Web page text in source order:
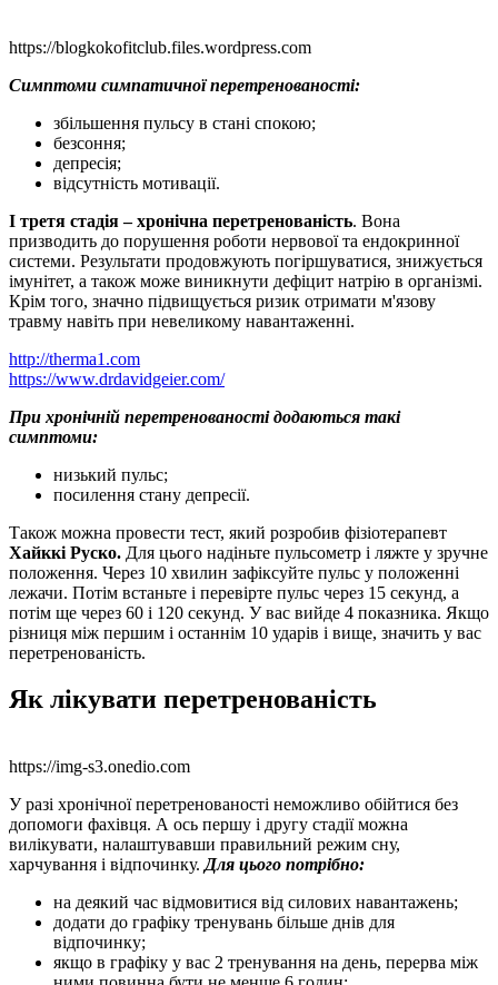
https://blogkokofitclub.files.wordpress.com
Симптоми симпатичної перетренованості:
збільшення пульсу в стані спокою;
безсоння;
депресія;
відсутність мотивації.
І третя стадія – хронічна перетренованість. Вона
призводить до порушення роботи нервової та ендокринної
системи. Результати продовжують погіршуватися, знижується
імунітет, а також може виникнути дефіцит натрію в організмі.
Крім того, значно підвищується ризик отримати м'язову
травму навіть при невеликому навантаженні.
http://therma1.com
https://www.drdavidgeier.com/
При хронічній перетренованості додаються такі
симптоми:
низький пульс;
посилення стану депресії.
Також можна провести тест, який розробив фізіотерапевт
Хайккі Руско. Для цього надіньте пульсометр і ляжте у зручне
положення. Через 10 хвилин зафіксуйте пульс у положенні
лежачи. Потім встаньте і перевірте пульс через 15 секунд, а
потім ще через 60 і 120 секунд. У вас вийде 4 показника. Якщо
різниця між першим і останнім 10 ударів і вище, значить у вас
перетренованість.
Як лікувати перетренованість
https://img-s3.onedio.com
У разі хронічної перетренованості неможливо обійтися без
допомоги фахівця. А ось першу і другу стадії можна
вилікувати, налаштувавши правильний режим сну,
харчування і відпочинку. Для цього потрібно:
на деякий час відмовитися від силових навантажень;
додати до графіку тренувань більше днів для
відпочинку;
якщо в графіку у вас 2 тренування на день, перерва між